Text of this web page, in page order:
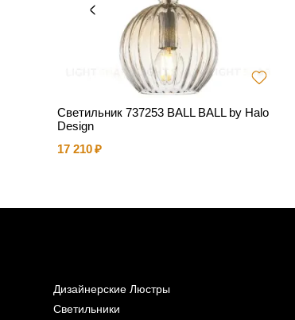
Светильник 737253 BALL BALL by Halo
Design
17 210
Дизайнерские Люстры
Светильники